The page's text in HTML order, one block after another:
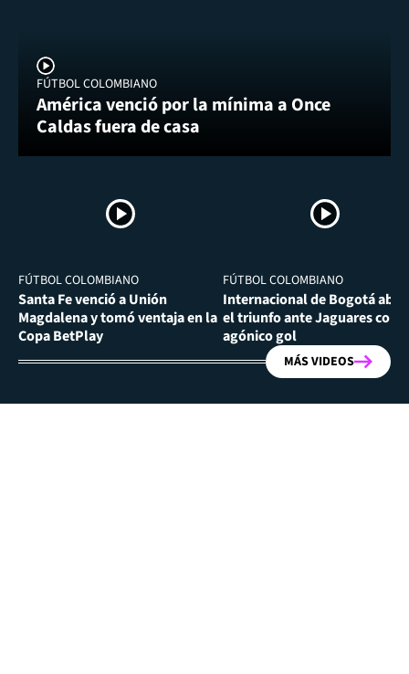
FÚTBOL COLOMBIANO
América venció por la mínima a Once
Caldas fuera de casa
FÚTBOL COLOMBIANO
Santa Fe venció a Unión
Magdalena y tomó ventaja en la
Copa BetPlay
FÚTBOL COLOMBIANO
Internacional de Bogotá
el triunfo ante Jaguares con
agónico gol
MÁS VIDEOS